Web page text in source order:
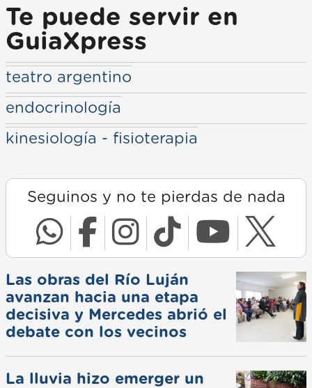
Te puede servir en
GuiaXpress
teatro argentino
endocrinología
kinesiología - fisioterapia
Seguinos y no te pierdas de nada
Las obras del Río Luján
avanzan hacia una etapa
decisiva y Mercedes abrió el
debate con los vecinos
La lluvia hizo emerger un